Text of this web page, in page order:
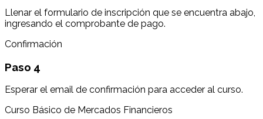
Llenar el formulario de inscripción que se encuentra abajo,
ingresando el comprobante de pago.
Confirmación
Paso 4
Esperar el email de confirmación para acceder al curso.
Curso Básico de Mercados Financieros